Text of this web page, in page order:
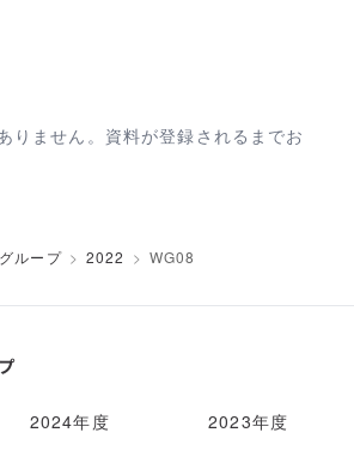
りません。資料が登録されるまでお
ループ 2022 WG08
2024年度 2023年度